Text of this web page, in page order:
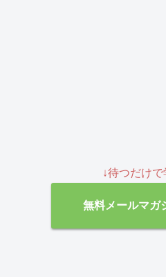
↓待つだけで
無料メールマガ